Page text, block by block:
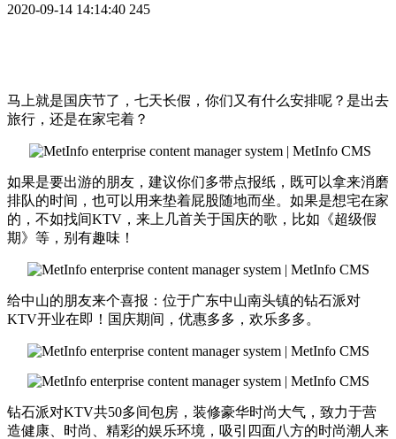
2020-09-14 14:14:40 245
马上就是国庆节了，七天长假，你们又有什么安排呢？是出去
旅行，还是在家宅着？
如果是要出游的朋友，建议你们多带点报纸，既可以拿来消磨
排队的时间，也可以用来垫着屁股随地而坐。如果是想宅在家
的，不如找间KTV，来上几首关于国庆的歌，比如《超级假
期》等，别有趣味！
给中山的朋友来个喜报：位于广东中山南头镇的钻石派对
KTV开业在即！国庆期间，优惠多多，欢乐多多。
钻石派对KTV共50多间包房，装修豪华时尚大气，致力于营
造健康、时尚、精彩的娱乐环境，吸引四面八方的时尚潮人来